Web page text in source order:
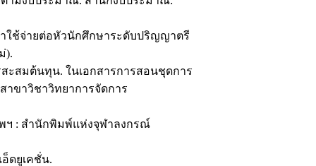
ใช้จ่ายต่อหัวนักศึกษาระดับปริญญาตรี
).
ะสมต้นทุน. ในเอกสารการสอนชุดการ
าขาวิชาวิทยาการจัดการ
ฯ : สำนักพิมพ์แห่งจุฬาลงกรณ์
ดยูเคชั่น.